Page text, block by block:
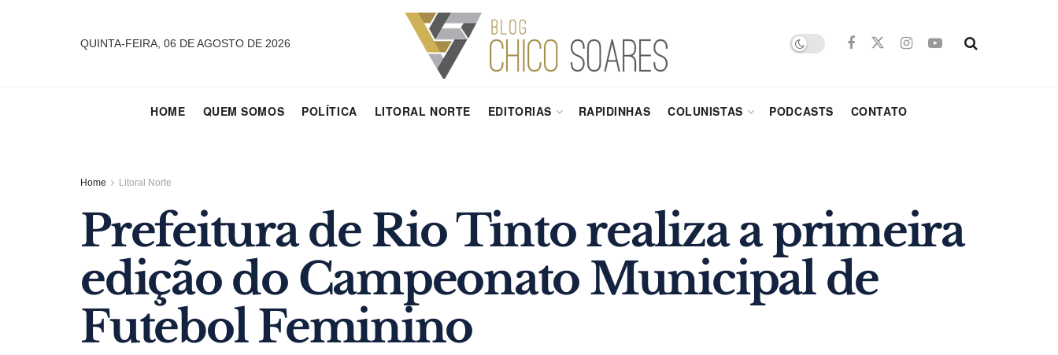
QUINTA-FEIRA, 06 DE AGOSTO DE 2026
HOME QUEM SOMOS POLÍTICA LITORAL NORTE EDITORIAS RAPIDINHAS COLUNISTAS PODCASTS CONTATO
Home Litoral Norte
Prefeitura de Rio Tinto realiza a primeira
edição do Campeonato Municipal de
Futebol Feminino